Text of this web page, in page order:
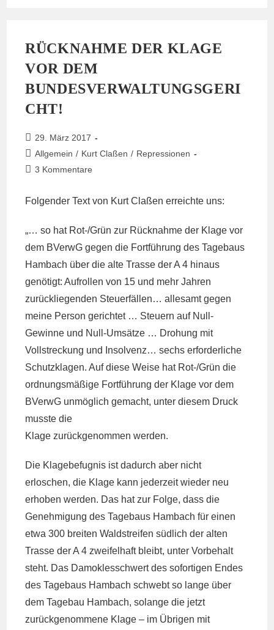
RÜCKNAHME DER KLAGE
VOR DEM
BUNDESVERWALTUNGSGERI
CHT!
Beitrag
veröffentlicht:
29. März 2017
Beitrags-
Kategorie:
Allgemein / Kurt Claßen / Repressionen
Beitrags-
3 Kommentare
Folgender Text von Kurt Claßen erreichte uns:
„… so hat Rot-/Grün zur Rücknahme der Klage vor
dem BVerwG gegen die Fortführung des Tagebaus
Hambach über die alte Trasse der A 4 hinaus
genötigt: Aufrollen von 15 und mehr Jahren
zurückliegenden Steuerfällen… allesamt gegen
meine Person gerichtet … Steuern auf Null-
Gewinne und Null-Umsätze … Drohung mit
Vollstreckung und Insolvenz… sechs erforderliche
Schutzklagen. Auf diese Weise hat Rot-/Grün die
ordnungsmäßige Fortführung der Klage vor dem
BVerwG unmöglich gemacht, unter diesem Druck
musste die
Klage zurückgenommen werden.
Die Klagebefugnis ist dadurch aber nicht
erloschen, die Klage kann jederzeit wieder neu
erhoben werden. Das hat zur Folge, dass die
Genehmigung des Tagebaus Hambach für einen
etwa 300 breiten Waldstreifen südlich der alten
Trasse der A 4 zweifelhaft bleibt, unter Vorbehalt
steht. Das Damoklesschwert des sofortigen Endes
des Tagebaus Hambach schwebt so lange über
dem Tagebau Hambach, solange die jetzt
zurückgenommene Klage – im Übrigen mit